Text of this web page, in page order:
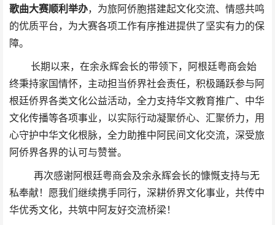
歌曲大赛顺利举办，为旅阿侨胞搭建起文化交流、情感共鸣
的优质平台，为大赛各项工作有序推进提供了坚实有力的保
障。
长期以来，在余永辉会长的带领下，阿根廷粤商会始
终秉持家国情怀，主动担当侨界社会责任，积极踊跃参与阿
根廷侨界各类文化公益活动，全力支持华文教育推广、中华
文化传播等各项事业，以实际行动凝聚侨心、汇聚侨力，用
心守护中华文化根脉，全力助推中阿民间文化交流，深受旅
阿侨界各界的认可与赞誉。
再次感谢阿根廷粤商会及余永辉会长的慷慨支持与无
私奉献！愿我们继续携手同行，深耕侨界文化事业，共传中
华优秀文化，共筑中阿友好交流桥梁！